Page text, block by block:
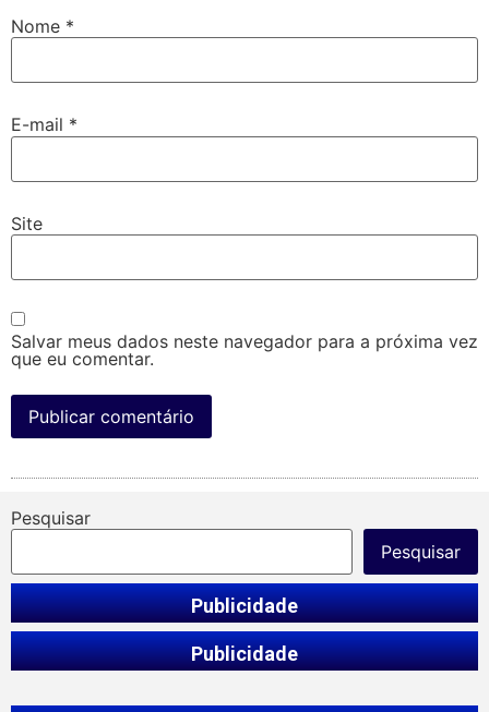
Nome *
E-mail *
Site
Salvar meus dados neste navegador para a próxima vez
que eu comentar.
Pesquisar
Pesquisar
Publicidade
Publicidade